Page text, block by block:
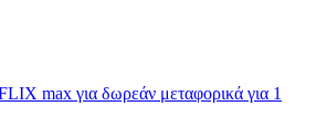
max για δωρεάν μεταφορικά για 1